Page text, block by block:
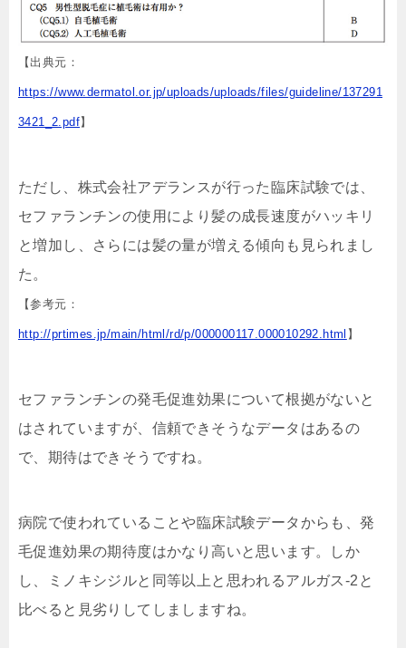
【出典元：
https://www.dermatol.or.jp/uploads/uploads/files/guideline/137291
3421_2.pdf】
ただし、株式会社アデランスが行った臨床試験では、
セファランチンの使用により髪の成長速度がハッキリ
と増加し、さらには髪の量が増える傾向も見られまし
た。
【参考元：
http://prtimes.jp/main/html/rd/p/000000117.000010292.html 】
セファランチンの発毛促進効果について根拠がないと
はされていますが、信頼できそうなデータはあるの
で、期待はできそうですね。
病院で使われていることや臨床試験データからも、発
毛促進効果の期待度はかなり高いと思います。しか
し、ミノキシジルと同等以上と思われるアルガス-2と
比べると見劣りしてしましますね。